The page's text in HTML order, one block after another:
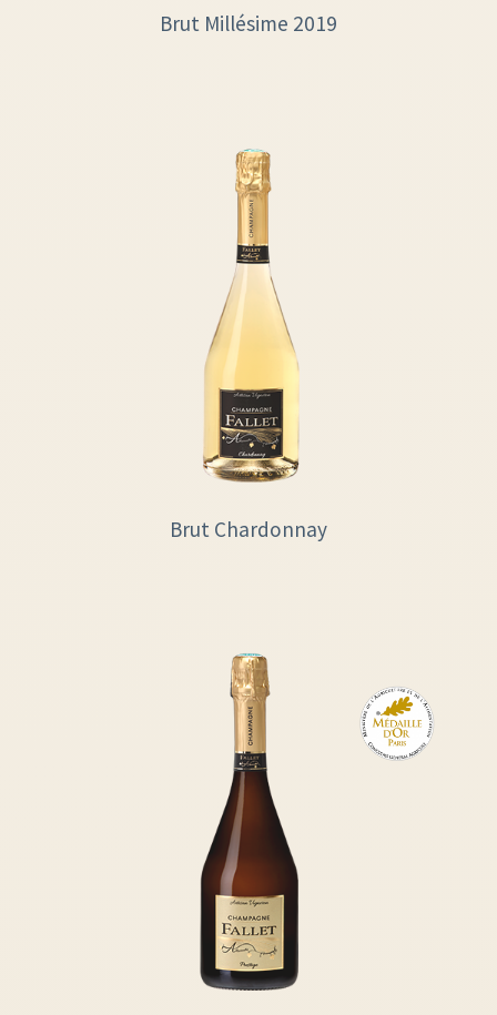
Brut Millésime 2019
Brut Chardonnay